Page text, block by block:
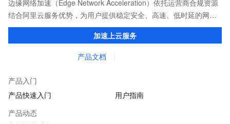
边缘网络加速（Edge Network Acceleration）依托运营商合规资源
结合阿里云服务优势，为用户提供稳定安全、高速、低时延的网络
传输，解决客户不同站点的连接、组网、数据安全传输、业务质量
加速上云服务
产品文档
产品入门
产品快速入门
用户指南
产品动态